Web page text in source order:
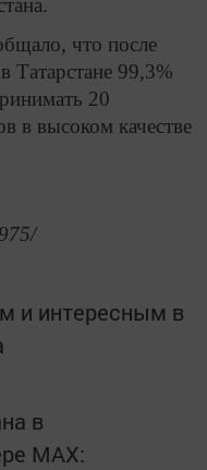
что после
Татарстане 99,3%
20
в высоком качестве
и интересным в
в
MАХ: